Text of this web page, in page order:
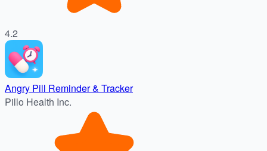
4.2
Angry Pill Reminder & Tracker
Pillo Health Inc.